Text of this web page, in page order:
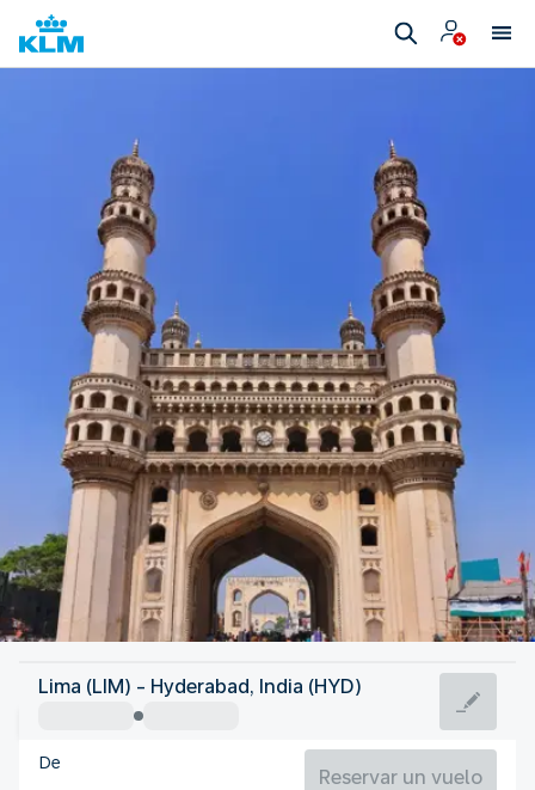
India
Hyderabad
India
Lima (LIM) - Hyderabad, India (HYD)
De
Reservar un vuelo